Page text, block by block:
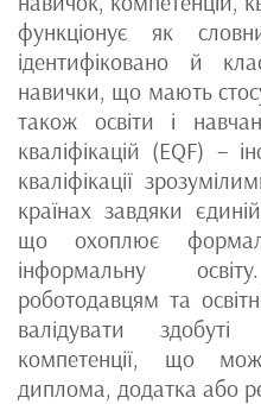
функціонує як
ідентифіковано й
навички, що мають
також освіти і
кваліфікацій (EQF) –
кваліфікації
країнах завдяки
що охоплює
інформальну
роботодавцям та
валідувати
компетенції, що
диплома, додатка або